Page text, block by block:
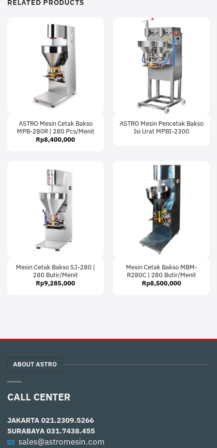
RELATED PRODUCTS
ASTRO Mesin Cetak Bakso
MPB-280R | 280 Pcs/Menit
Rp8,400,000
ASTRO Mesin Pencetak Bakso
Isi Urat MPBI-2300
Mesin Cetak Bakso SJ-280 |
280 Butir/Menit
Rp9,285,000
Mesin Cetak Bakso MBM-
R280C | 280 Butir/Menit
Rp8,500,000
ABOUT ASTRO
CALL CENTER
JAKARTA 021.2309.5266
SURABAYA 031.7438.455
sales@astromesin.com